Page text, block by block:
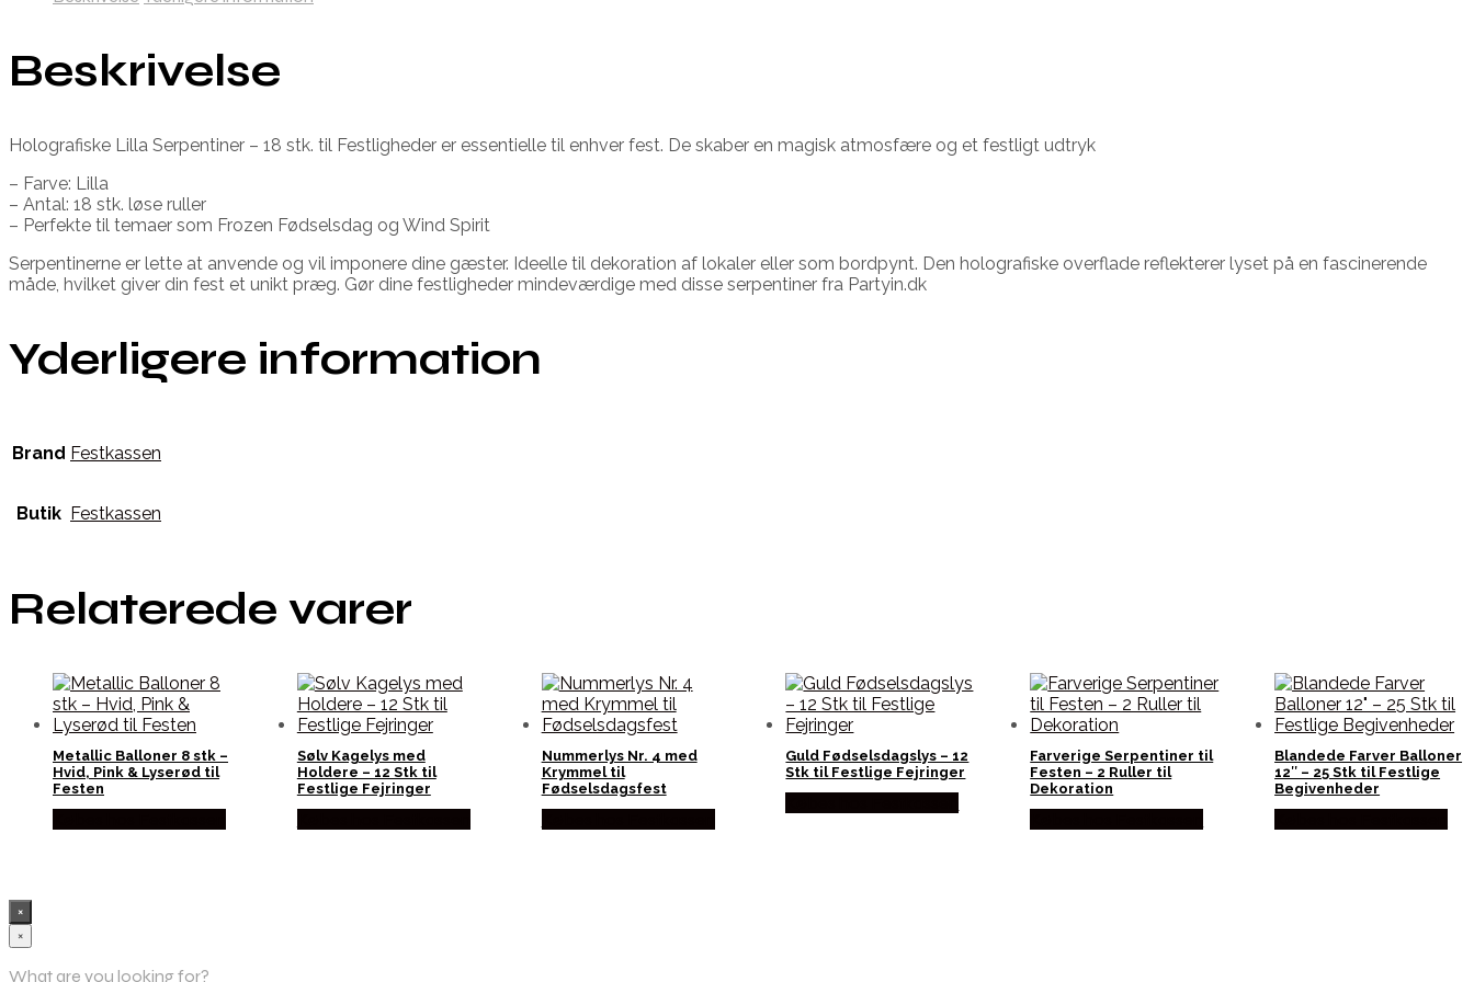
Beskrivelse
Holografiske Lilla Serpentiner – 18 stk. til Festligheder er essentielle til enhver fest. De skaber en magisk atmosfære og et festligt udtryk
– Farve: Lilla
– Antal: 18 stk. løse ruller
– Perfekte til temaer som Frozen Fødselsdag og Wind Spirit
Serpentinerne er lette at anvende og vil imponere dine gæster. Ideelle til dekoration af lokaler eller som bordpynt. Den holografiske overflade reflekterer lyset på en fascinerende
måde, hvilket giver din fest et unikt præg. Gør dine festligheder mindeværdige med disse serpentiner fra Partyin.dk
Yderligere information
Brand Festkassen
Butik Festkassen
Relaterede varer
Metallic Balloner 8 stk –
Hvid, Pink & Lyserød til
Festen
Sølv Kagelys med
Holdere – 12 Stk til
Festlige Fejringer
Nummerlys Nr. 4 med
Krymmel til
Fødselsdagsfest
Guld Fødselsdagslys – 12
Stk til Festlige Fejringer
Farverige Serpentiner til
Festen – 2 Ruller til
Dekoration
Blandede Farver Balloner
12″ – 25 Stk til Festlige
Begivenheder
×
×
What are you looking for?